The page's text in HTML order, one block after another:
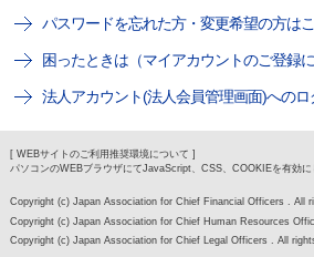
パスワードを忘れた方・変更希望の方は
困ったときは（マイアカウントのご登録に
法人アカウント(法人会員管理画面)へのロ
[ WEBサイトのご利用推奨環境について ]
パソコンのWEBブラウザにてJavaScript、CSS、COOKIEを有効に
Copyright (c) Japan Association for Chief Financial Officers . All
Copyright (c) Japan Association for Chief Human Resources
Copyright (c) Japan Association for Chief Legal Officers . All